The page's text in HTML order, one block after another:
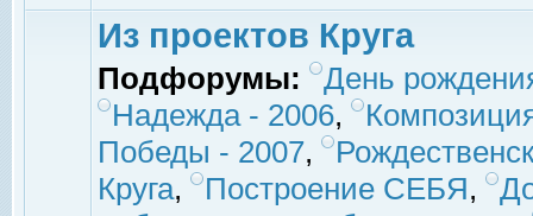
Из проектов Круга
Подфорумы:
День
Надежда - 2006,
Победы - 2007,
Круга, Построение СЕБЯ,